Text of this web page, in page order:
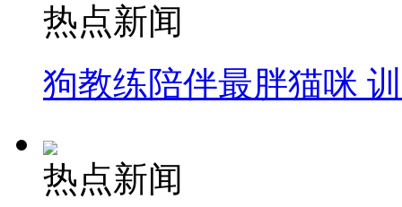
热点新闻
狗教练陪伴最胖猫咪
热点新闻